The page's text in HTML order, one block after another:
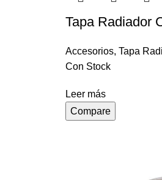
Tapa Radiador
Accesorios, Tapa
Con Stock
Leer más
Compare